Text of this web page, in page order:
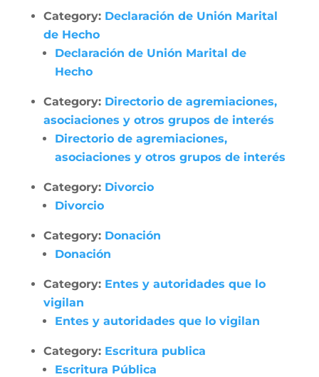
Category: Declaración de Unión Marital
de Hecho
Declaración de Unión Marital de
Hecho
Category: Directorio de agremiaciones,
asociaciones y otros grupos de interés
Directorio de agremiaciones,
asociaciones y otros grupos de interés
Category: Divorcio
Divorcio
Category: Donación
Donación
Category: Entes y autoridades que lo
vigilan
Entes y autoridades que lo vigilan
Category: Escritura publica
Escritura Pública